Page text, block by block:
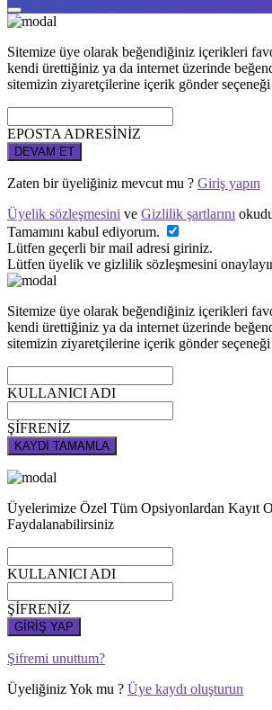
Sitemize üye olarak beğendiğiniz içerikleri
kendi ürettiğiniz ya da internet üzerinde
sitemizin ziyaretçilerine içerik gönder
EPOSTA ADRESİNİZ
DEVAM ET
Zaten bir üyeliğiniz mevcut mu ? Giriş yapın
Üyelik sözleşmesini ve Gizlilik şartlarını
Tamamını kabul ediyorum.
Lütfen geçerli bir mail adresi giriniz.
Lütfen üyelik ve gizlilik sözleşmesini
Sitemize üye olarak beğendiğiniz içerikleri
kendi ürettiğiniz ya da internet üzerinde
sitemizin ziyaretçilerine içerik gönder
KULLANICI ADI
ŞİFRENİZ
KAYDI TAMAMLA
Üyelerimize Özel Tüm Opsiyonlardan Kayıt
Faydalanabilirsiniz
KULLANICI ADI
ŞİFRENİZ
GİRİŞ YAP
Şifremi unuttum?
Üyeliğiniz Yok mu ? Üye kaydı oluşturun